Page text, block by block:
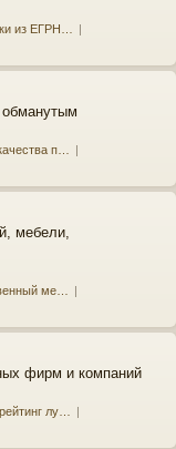
из ЕГРН…
обманутым
п…
мебели,
ме…
фирм и компаний
лу…